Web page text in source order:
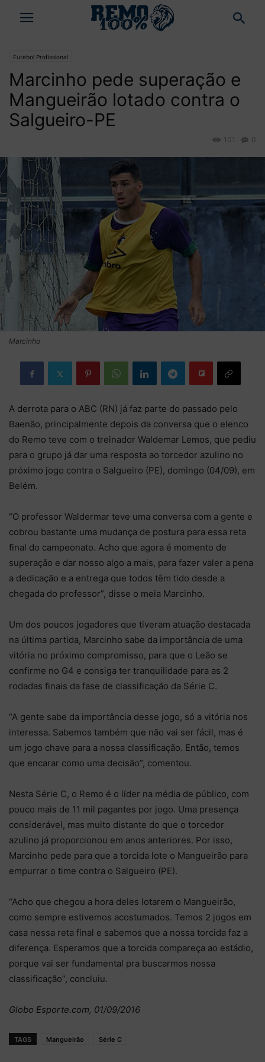
Futebol Profissional
Marcinho pede superação e
Mangueirão lotado contra o
Salgueiro-PE
0
101
Marcinho
A derrota para o ABC (RN) já faz parte do passado pelo
Baenão, principalmente depois da conversa que o elenco
do Remo teve com o treinador Waldemar Lemos, que pediu
para o grupo já dar uma resposta ao torcedor azulino no
próximo jogo contra o Salgueiro (PE), domingo (04/09), em
Belém.
“O professor Waldermar teve uma conversa com a gente e
cobrou bastante uma mudança de postura para essa reta
final do campeonato. Acho que agora é momento de
superação e dar nosso algo a mais, para fazer valer a pena
a dedicação e a entrega que todos têm tido desde a
chegada do professor”, disse o meia Marcinho.
Um dos poucos jogadores que tiveram atuação destacada
na última partida, Marcinho sabe da importância de uma
vitória no próximo compromisso, para que o Leão se
confirme no G4 e consiga ter tranquilidade para as 2
rodadas finais da fase de classificação da Série C.
“A gente sabe da importância desse jogo, só a vitória nos
interessa. Sabemos também que não vai ser fácil, mas é
um jogo chave para a nossa classificação. Então, temos
que encarar como uma decisão”, comentou.
Nesta Série C, o Remo é o líder na média de público, com
pouco mais de 11 mil pagantes por jogo. Uma presença
considerável, mas muito distante do que o torcedor
azulino já proporcionou em anos anteriores. Por isso,
Marcinho pede para que a torcida lote o Mangueirão para
empurrar o time contra o Salgueiro (PE).
“Acho que chegou a hora deles lotarem o Mangueirão,
como sempre estivemos acostumados. Temos 2 jogos em
casa nessa reta final e sabemos que a nossa torcida faz a
diferença. Esperamos que a torcida compareça ao estádio,
porque vai ser fundamental pra buscarmos nossa
classificação”, concluiu.
Globo Esporte.com, 01/09/2016
TAGS Mangueirão Série C